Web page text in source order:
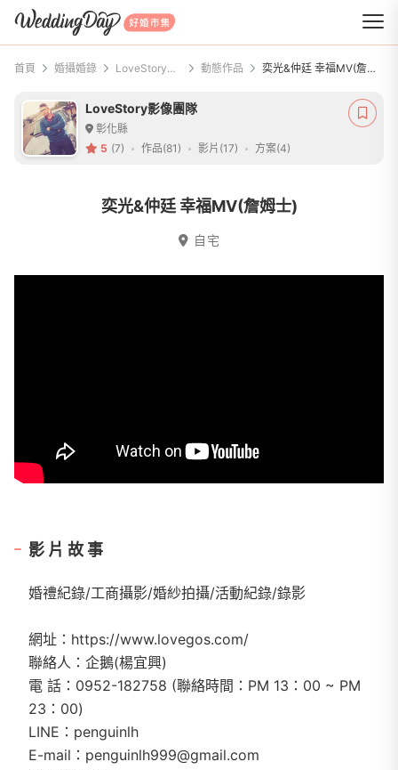
WeddingDay 好婚市集
首頁 婚攝婚錄 LoveStory影像團隊 動態作品 奕光&仲廷 幸福MV(詹姆士)
LoveStory影像團隊
彰化縣
5 (7) 作品(81) 影片(17) 方案(4)
奕光&仲廷 幸福MV(詹姆士)
自宅
影片故事
婚禮紀錄/工商攝影/婚紗拍攝/活動紀錄/錄影
網址：https://www.lovegos.com/
聯絡人：企鵝(楊宜興)
電 話：0952-182758 (聯絡時間：PM 13：00 ~ PM
23：00)
LINE：penguinlh
E-mail：penguinlh999@gmail.com